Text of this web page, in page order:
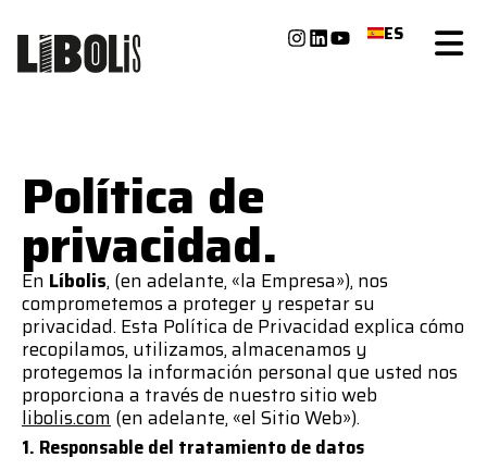
ES
Política de
privacidad.
En Líbolis, (en adelante, «la Empresa»), nos
comprometemos a proteger y respetar su
privacidad. Esta Política de Privacidad explica cómo
recopilamos, utilizamos, almacenamos y
protegemos la información personal que usted nos
proporciona a través de nuestro sitio web
libolis.com (en adelante, «el Sitio Web»).
1. Responsable del tratamiento de datos